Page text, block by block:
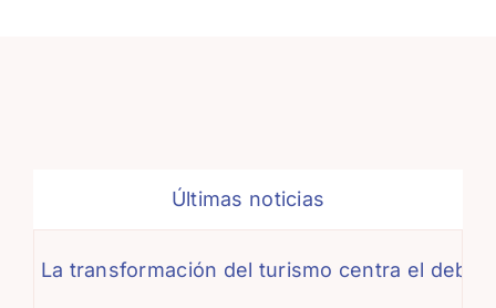
Últimas noticias
La transformación del turismo centra el